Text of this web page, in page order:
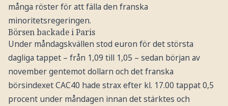
många röster för att fälla den franska
minoritetsregeringen.
Börsen backade i Paris
Under måndagskvällen stod euron för det största
dagliga tappet – från 1,09 till 1,05 – sedan början av
november gentemot dollarn och det franska
börsindexet CAC40 hade strax efter kl. 17.00 tappat 0,5
procent under måndagen innan det stärktes och